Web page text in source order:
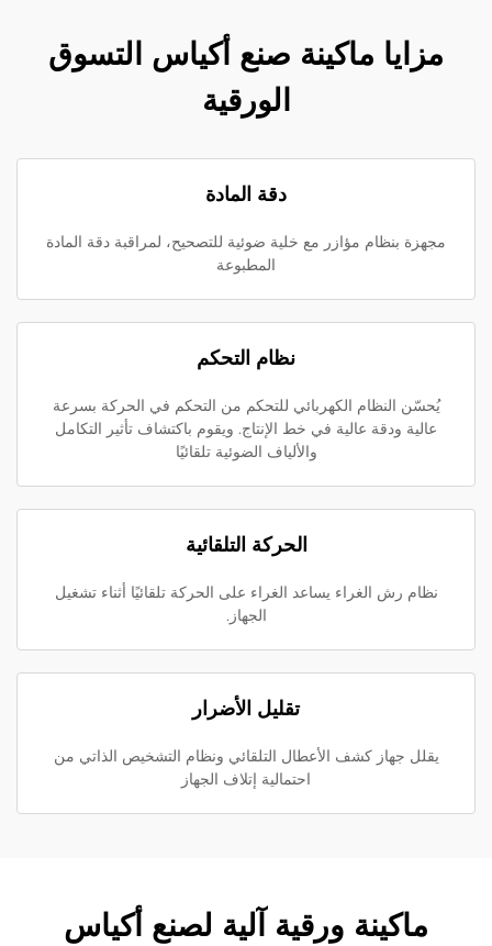
مزايا ماكينة صنع أكياس التسوق
الورقية
دقة المادة
مجهزة بنظام مؤازر مع خلية ضوئية للتصحيح، لمراقبة دقة المادة
المطبوعة
نظام التحكم
يُحسّن النظام الكهربائي للتحكم من التحكم في الحركة بسرعة
عالية ودقة عالية في خط الإنتاج. ويقوم باكتشاف تأثير التكامل
والألياف الضوئية تلقائيًا
الحركة التلقائية
نظام رش الغراء يساعد الغراء على الحركة تلقائيًا أثناء تشغيل
الجهاز.
تقليل الأضرار
يقلل جهاز كشف الأعطال التلقائي ونظام التشخيص الذاتي من
احتمالية إتلاف الجهاز
ماكينة ورقية آلية لصنع أكياس